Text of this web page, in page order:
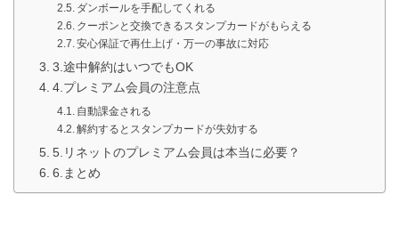
ダンボールを手配してくれる
クーポンと交換できるスタンプカードがもらえる
安心保証で再仕上げ・万一の事故に対応
3.途中解約はいつでもOK
4.プレミアム会員の注意点
自動課金される
解約するとスタンプカードが失効する
5.リネットのプレミアム会員は本当に必要？
6.まとめ